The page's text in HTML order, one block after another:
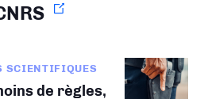
SCIENTIFIQUES
de règles,